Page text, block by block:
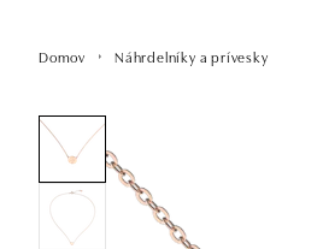
Domov Náhrdelníky a prívesky